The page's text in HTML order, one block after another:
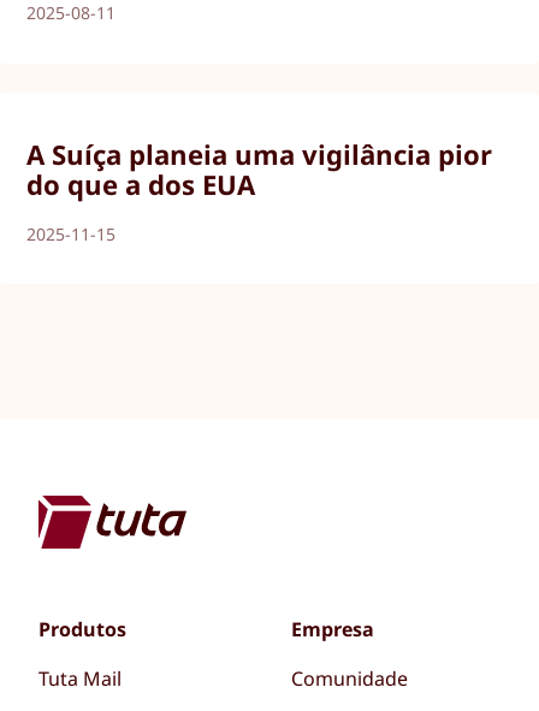
2025-08-11
A Suíça planeia uma vigilância pior
do que a dos EUA
2025-11-15
Produtos
Tuta Mail
Empresa
Comunidade